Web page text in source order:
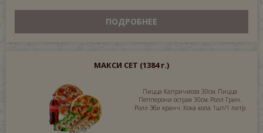
ПОДРОБНЕЕ
МАКСИ СЕТ (1384 г.)
Пицца Капричиоза 30см. Пицца
Пепперони острая 30см. Ролл Грин.
Ролл Эби кранч. Кока кола 1шт/1 литр